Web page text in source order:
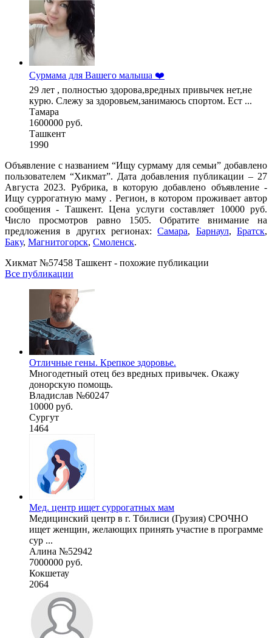
Сурмама для Вашего малыша ❤️
29 лет , полностью здорова,вредных привычек нет,не
курю. Слежу за здоровьем,занимаюсь спортом. Ест ...
Тамара
1600000 руб.
Ташкент
1990
Объявление с названием “Ищу сурмаму для семьи” добавлено
пользователем “Хикмат”. Дата добавления публикации – 27
Августа 2023. Рубрика, в которую добавлено объявление -
Ищу суррогатную маму . Регион, в котором проживает автор
сообщения - Ташкент. Цена услуги составляет 10000 руб.
Число просмотров равно 1505. Обратите внимание на
предложения в других регионах:Самара, Барнаул,Братск,
Баку, Магнитогорск, Смоленск.
Хикмат №57458 Ташкент - похожие публикации
Все публикации
Отличные гены. Крепкое здоровье.
Многодетный отец без вредных привычек. Окажу
донорскую помощь.
Владислав №60247
10000 руб.
Сургут
1464
Мед. центр ищет суррогатных мам
Медицинский центр в г. Тбилиси (Грузия) СРОЧНО
ищет женщин, желающих принять участие в программе
сур ...
Алина №52942
7000000 руб.
Кокшетау
2064